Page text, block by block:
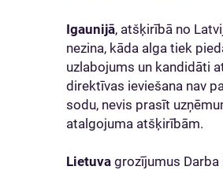
Igaunijā, atšķirībā no
nezina, kāda alga tiek
uzlabojums un kandidāti
direktīvas ieviešana nav
sodu, nevis prasīt
atalgojuma atšķirībām.
Lietuva grozījumus